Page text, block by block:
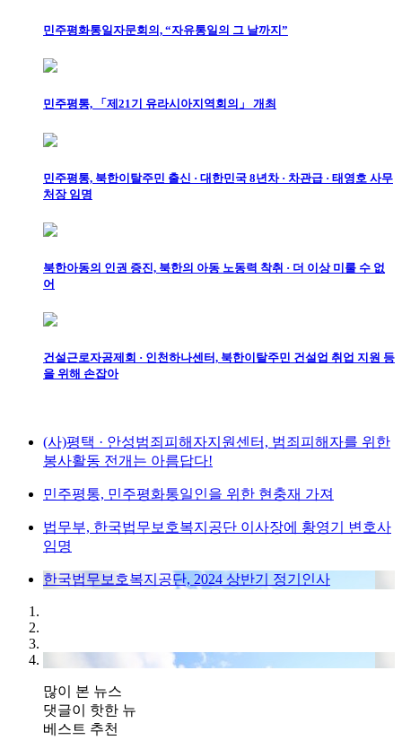
민주평화통일자문회의, “자유통일의 그 날까지”
민주평통, 「제21기 유라시아지역회의」 개최
민주평통, 북한이탈주민 출신 · 대한민국 8년차 · 차관급 · 태영호 사무
처장 임명
북한아동의 인권 증진, 북한의 아동 노동력 착취 · 더 이상 미룰 수 없
어
건설근로자공제회 · 인천하나센터, 북한이탈주민 건설업 취업 지원 등
을 위해 손잡아
(사)평택 · 안성범죄피해자지원센터, 범죄피해자를 위한
봉사활동 전개는 아름답다!
민주평통, 민주평화통일인을 위한 현충재 가져
법무부, 한국법무보호복지공단 이사장에 황영기 변호사
임명
한국법무보호복지공단, 2024 상반기 정기인사
많이 본 뉴스
댓글이 핫한 뉴
베스트 추천